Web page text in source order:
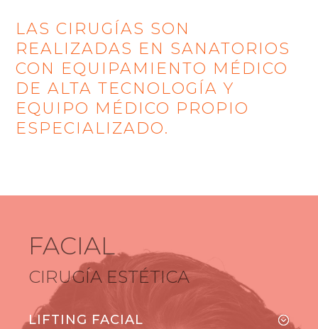
LAS CIRUGÍAS SON
REALIZADAS EN SANATORIOS
CON EQUIPAMIENTO MÉDICO
DE ALTA TECNOLOGÍA Y
EQUIPO MÉDICO PROPIO
ESPECIALIZADO.
FACIAL
CIRUGÍA ESTÉTICA
LIFTING FACIAL